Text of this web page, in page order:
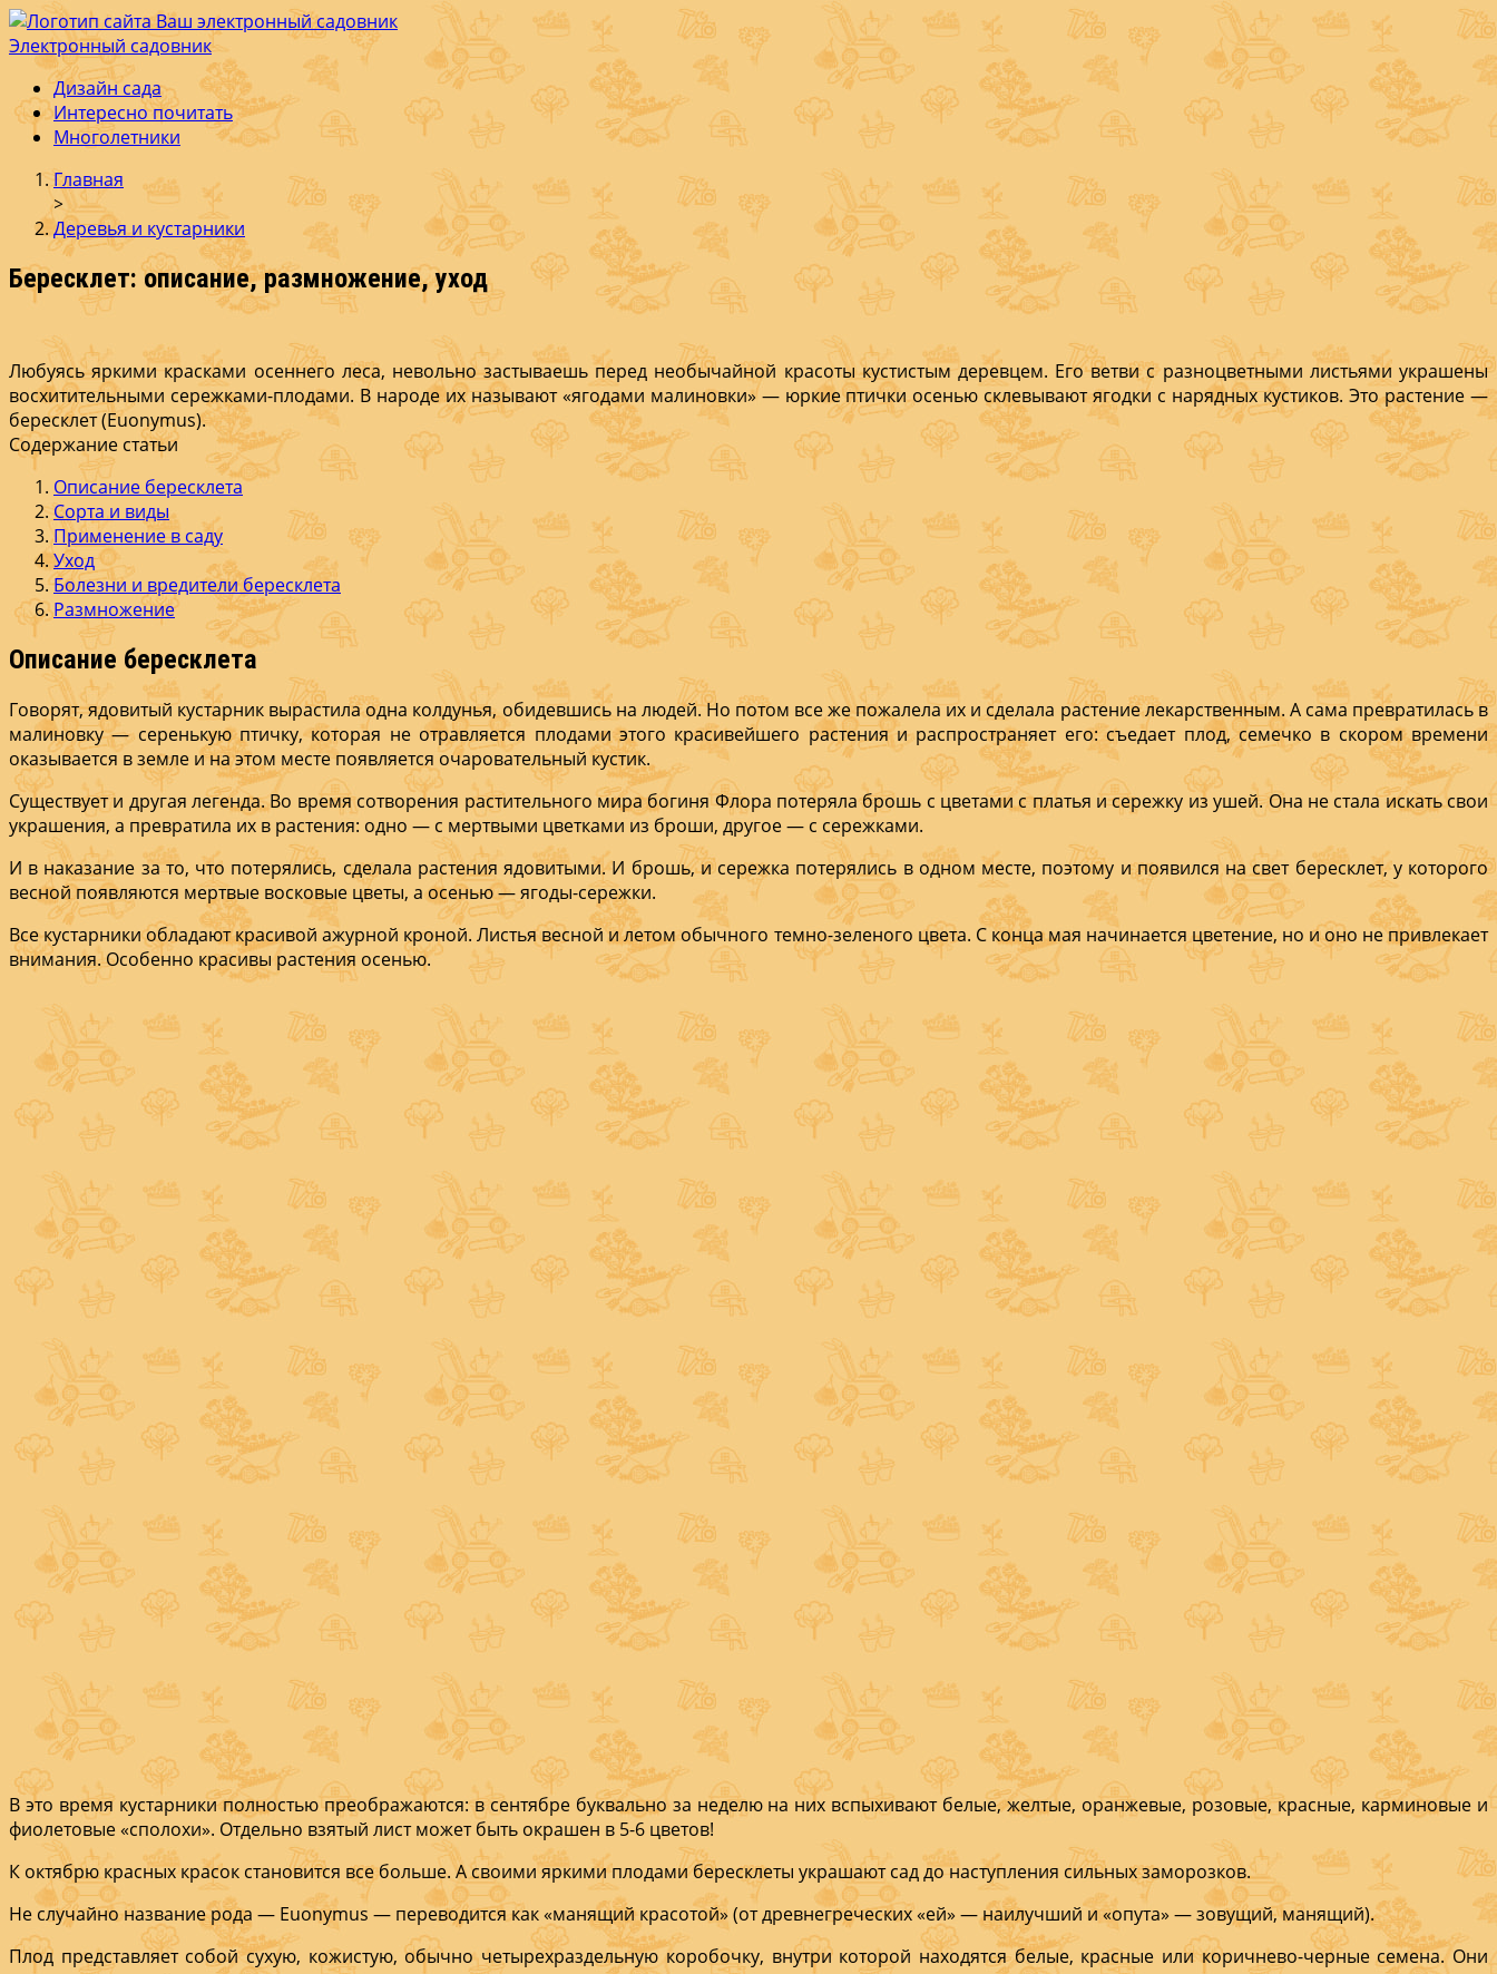
Электронный садовник
Ваш электронный садовник
Онлайн журнал для садовод и огродников.
Дизайн сада
Интересно почитать
Многолетники
Главная
>
Деревья и кустарники
Бересклет: описание, размножение, уход
Любуясь яркими кра­сками осеннего леса, не­вольно застываешь перед необычайной красоты ку­стистым деревцем. Его ветви с разноцветными листьями украшены
восхитительными сережка­ми-плодами. В народе их называют «ягодами ма­линовки» — юркие птички осенью склевывают ягод­ки с нарядных кустиков. Это растение —
бересклет (Euonymus).
Содержание статьи
Описание бересклета
Сорта и виды
Применение в саду
Уход
Болезни и вредители бересклета
Размножение
Описание бересклета
Говорят, ядовитый ку­старник вырастила од­на колдунья, обидевшись на людей. Но потом все же пожалела их и сдела­ла растение лекарствен­ным. А сама превратилась в
малиновку — серень­кую птичку, которая не от­равляется плодами этого красивейшего растения и распространяет его: съе­дает плод, семечко в ско­ром времени
оказывается в земле и на этом месте появляется очарователь­ный кустик.
Существует и другая легенда. Во время сотворения рас­тительного мира богиня Флора потеряла брошь с цветами с платья и сереж­ку из ушей. Она не стала искать свои
украшения, а превратила их в расте­ния: одно — с мертвыми цветками из бро­ши, другое — с сережками.
И в наказание за то, что поте­рялись, сделала рас­тения ядо­витыми. И брошь, и сережка потерялись в одном месте, поэтому и поя­вился на свет бере­склет, у которого
весной появляются мертвые вос­ковые цветы, а осенью — ягоды-сережки.
Все кустарники обла­дают красивой ажурной кроной. Листья весной и летом обычного темно-зеленого цвета. С конца мая начинается цветение, но и оно не привлекает
внимания. Особенно кра­сивы растения осенью.
В это время кустарники полностью преображаются: в сентя­бре буквально за неделю на них вспыхива­ют белые, желтые, оран­жевые, розовые, красные, карминовые и
фиолето­вые «сполохи». Отдельно взятый лист может быть окрашен в 5-6 цветов!
К октябрю красных красок становится все больше. А своими яркими плодами бересклеты украшают сад до наступления сильных заморозков.
Не случайно название рода — Euonym­us — переводится как «ма­нящий красотой» (от древ­негреческих «ей» — наи­лучший и «опута» — зову­щий, манящий).
Плод представляет собой сухую, кожистую, обычно четырехраздельную коробочку, вну­три которой нахо­дятся белые, крас­ные или коричне­во-черные семена. Они